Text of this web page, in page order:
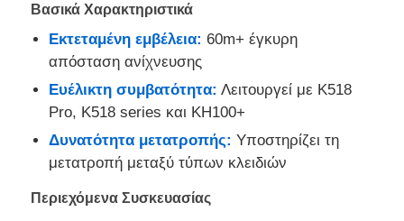
Αρχική Σελίδα
Προϊόντα
Βασικά Χαρακτηριστικά
Εκτεταμένη εμβέλεια: 60m+ έγκυρη
απόσταση ανίχνευσης
Ευέλικτη συμβατότητα: Λειτουργεί με K518
Pro, K518 series και KH100+
Δυνατότητα μετατροπής: Υποστηρίζει τη
μετατροπή μεταξύ τύπων κλειδιών
Περιεχόμενα Συσκευασίας